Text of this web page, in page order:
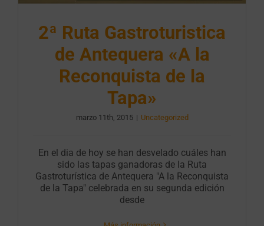
2ª Ruta Gastroturistica
de Antequera «A la
Reconquista de la
Tapa»
marzo 11th, 2015 | Uncategorized
En el dia de hoy se han desvelado cuáles han
sido las tapas ganadoras de la Ruta
Gastroturística de Antequera "A la Reconquista
de la Tapa" celebrada en su segunda edición
desde